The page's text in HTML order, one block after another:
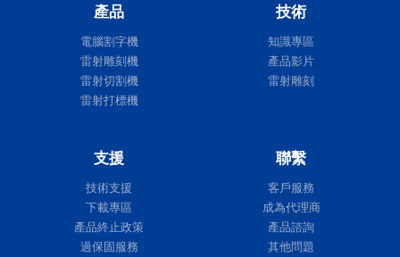
產品
電腦割字機
雷射雕刻機
雷射切割機
雷射打標機
技術
知識專區
產品影片
雷射雕刻
支援
技術支援
下載專區
產品終止政策
過保固服務
聯繫
客戶服務
成為代理商
產品諮詢
其他問題